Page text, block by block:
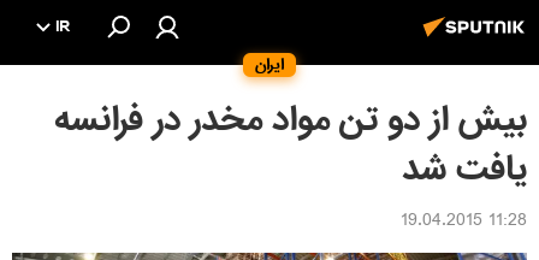
ایران
IR
بیش از دو تن مواد مخدر در فرانسه
یافت شد
11:28 19.04.2015